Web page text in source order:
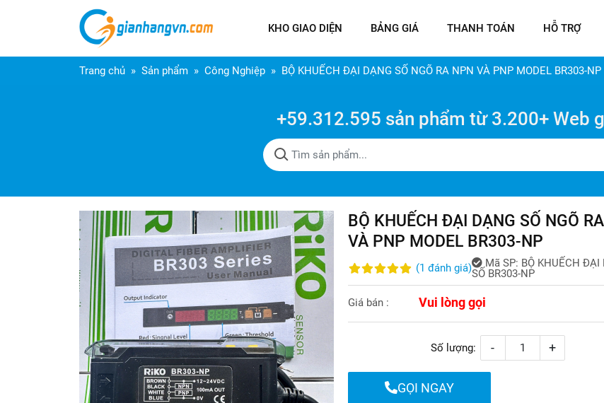
KHO GIAO DIỆN BẢNG GIÁ THANH TOÁN HỖ TRỢ
Trang chủ Sản phẩm Công Nghiệp BỘ KHUẾCH ĐẠI DẠNG SỐ NGÕ RA NPN VÀ PNP MODEL BR303-NP
+59.312.595 sản phẩm từ 3.200+ Web
BỘ KHUẾCH ĐẠI DẠNG SỐ NGÕ
VÀ PNP MODEL BR303-NP
(1 đánh giá) Mã SP: BỘ KHUẾCH ĐẠI
SỐ BR303-NP
Giá bán : Vui lòng gọi
Số lượng: - +
GỌI NGAY